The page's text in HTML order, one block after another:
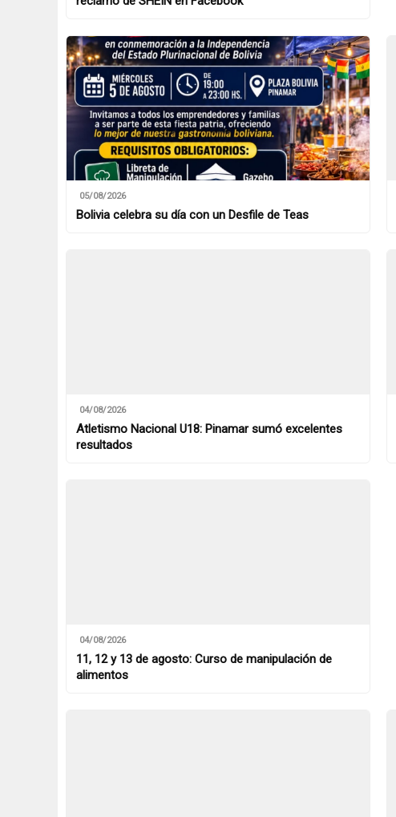
05/08/2026
Bolivia celebra su día con un Desfile de Teas
04/08/2026
Atletismo Nacional U18: Pinamar sumó excelentes
resultados
04/08/2026
11, 12 y 13 de agosto: Curso de manipulación de
alimentos